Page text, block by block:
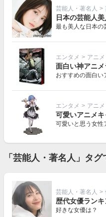
芸能人・著名人 >
日本の芸能人
最も美人な日本の
エンタメ > アニ
面白い神アニ
おすすめの面白い
エンタメ > アニ
可愛いアニメ
可愛いと思う女性
「芸能人・著名人」タ
芸能人・著名人 >
歴代女優ラン
好きな女優は？